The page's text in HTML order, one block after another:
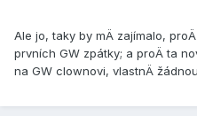
Ale jo, taky by mÄ zají­malo,
první­ch GW zpátky; a proÄ ta
na GW clownovi, vlastnÄ